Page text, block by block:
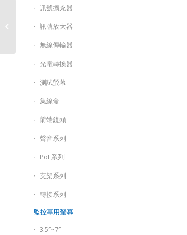
訊號擴充器
訊號放大器
無線傳輸器
光電轉換器
測試螢幕
集線盒
前端鏡頭
聲音系列
PoE系列
支架系列
轉接系列
監控專用螢幕
3.5″~7″
D087SP